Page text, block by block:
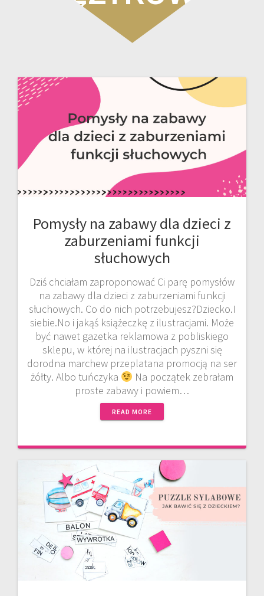
Pomysły na zabawy dla dzieci z
zaburzeniami funkcji
słuchowych
Dziś chciałam zaproponować Ci parę pomysłów
na zabawy dla dzieci z zaburzeniami funkcji
słuchowych. Co do nich potrzebujesz?Dziecko.I
siebie.No i jakąś książeczkę z ilustracjami. Może
być nawet gazetka reklamowa z pobliskiego
sklepu, w której na ilustracjach pyszni się
dorodna marchew przeplatana promocją na ser
żółty. Albo tuńczyka
Na początek zebrałam
proste zabawy i powiem…
READ MORE